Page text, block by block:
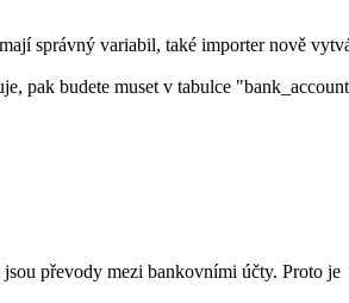
správný variabil, také importer nově
pak budete muset v tabulce
převody mezi bankovními účty. Proto